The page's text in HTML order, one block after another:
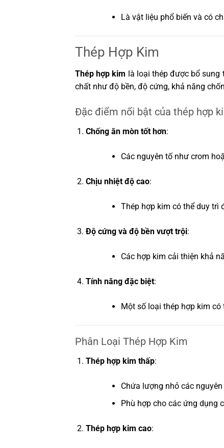
Là vật liệu phổ biến và có
Thép Hợp Kim
Thép hợp kim là loại thép được bổ sung
chất như độ bền, độ cứng, khả năng
Đặc điểm nổi bật của thép hợp
Chống ăn mòn tốt hơn:
Các nguyên tố như crom
Chịu nhiệt độ cao:
Thép hợp kim có thể duy trì
Độ cứng và độ bền vượt trội:
Các hợp kim cải thiện khả
Tính năng đặc biệt:
Một số loại thép hợp kim
Phân Loại Thép Hợp Kim
Thép hợp kim thấp:
Chứa lượng nhỏ các
Phù hợp cho các ứng dụng
Thép hợp kim cao: